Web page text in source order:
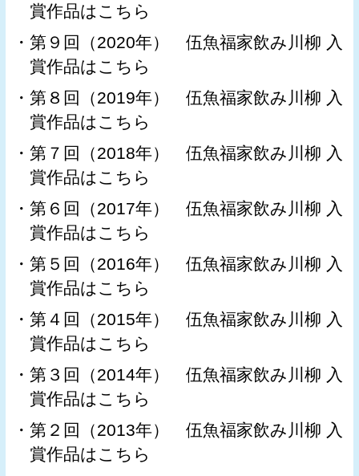
賞作品はこちら
・ 第９回（2020年） 伍魚福家飲み川柳 入
賞作品はこちら
・ 第８回（2019年） 伍魚福家飲み川柳 入
賞作品はこちら
・ 第７回（2018年） 伍魚福家飲み川柳 入
賞作品はこちら
・ 第６回（2017年） 伍魚福家飲み川柳 入
賞作品はこちら
・ 第５回（2016年） 伍魚福家飲み川柳 入
賞作品はこちら
・ 第４回（2015年） 伍魚福家飲み川柳 入
賞作品はこちら
・ 第３回（2014年） 伍魚福家飲み川柳 入
賞作品はこちら
・ 第２回（2013年） 伍魚福家飲み川柳 入
賞作品はこちら